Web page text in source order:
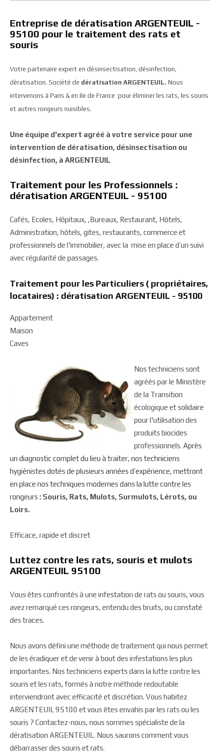
Entreprise de dératisation ARGENTEUIL -
95100 pour le traitement des rats et
souris
Votre partenaire expert en désinsectisation, désinfection,
dératisation. Société de dératisation ARGENTEUIL. Nous
intervenons à Paris & en Ile de France pour éliminer les rats, les souris
et autres rongeurs nuisibles.
Une équipe d'expert agréé à votre service pour une
intervention de dératisation, désinsectisation ou
désinfection, à ARGENTEUIL
Traitement pour les Professionnels :
dératisation ARGENTEUIL - 95100
Cafés, Ecoles, Hôpitaux, ,Bureaux, Restaurant, Hôtels,
Administration, hôtels, gites, restaurants, commerce et
professionnels de l'immobilier, avec la mise en place d’un suivi
avec régularité de passages.
Traitement pour les Particuliers ( propriétaires,
locataires) : dératisation ARGENTEUIL - 95100
Appartement
Maison
Caves
Nos techniciens sont
agréés par le Ministère
de la Transition
écologique et solidaire
pour l'utilisation des
produits biocides
professionnels. Après
un diagnostic complet du lieu à traiter, nos techniciens
hygiénistes dotés de plusieurs années d’expérience, mettront
en place nos techniques modernes dans la lutte contre les
rongeurs : Souris, Rats, Mulots, Surmulots, Lérots, ou
Loirs.
Efficace, rapide et discret
Luttez contre les rats, souris et mulots
ARGENTEUIL 95100
Vous êtes confrontés à une infestation de rats ou souris, vous
avez remarqué ces rongeurs, entendu des bruits, ou constaté
des traces.
Nous avons défini une méthode de traitement qui nous permet
de les éradiquer et de venir à bout des infestations les plus
importantes. Nos techniciens experts dans la lutte contre les
souris et les rats, formés à notre méthode redoutable
interviendront avec efficacité et discrétion. Vous habitez
ARGENTEUIL 95100 et vous êtes envahis par les rats ou les
souris ? Contactez-nous, nous sommes spécialiste de la
dératisation ARGENTEUIL. Nous saurons comment vous
débarrasser des souris et rats.